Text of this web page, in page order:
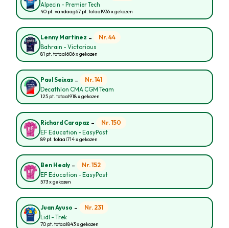
Alpecin - Premier Tech
40 pt. vandaag67 pt. totaal936 x gekozen
Lenny Martinez - Nr. 44
Bahrain - Victorious
81 pt. totaal606 x gekozen
Paul Seixas - Nr. 141
Decathlon CMA CGM Team
125 pt. totaal918 x gekozen
Richard Carapaz - Nr. 150
EF Education - EasyPost
89 pt. totaal714 x gekozen
Ben Healy - Nr. 152
EF Education - EasyPost
573 x gekozen
Juan Ayuso - Nr. 231
Lidl - Trek
70 pt. totaal843 x gekozen